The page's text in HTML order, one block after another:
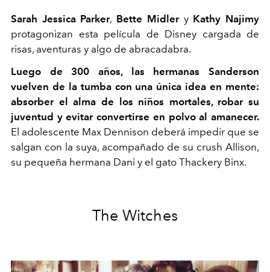
Sarah Jessica Parker, Bette Midlery Kathy Najimy
protagonizan esta película de Disney cargada de
risas, aventuras y algo de abracadabra.
Luego de 300 años, las hermanas Sanderson
vuelven de la tumba con una única idea en mente:
absorber el alma de los niños mortales, robar su
juventud y evitar convertirse en polvo al amanecer.
El adolescente Max Dennison deberá impedir que se
salgan con la suya, acompañado de su crush Allison,
su pequeña hermana Dani y el gato Thackery Binx.
The Witches